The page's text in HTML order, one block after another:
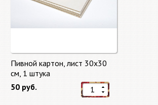
Пивной картон, лист 30х30
cм, 1 штука
50 руб.